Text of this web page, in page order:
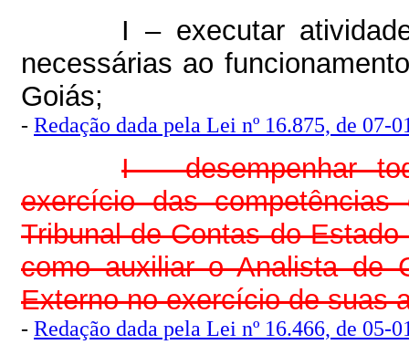
I – executar
necessárias ao
Goiás;
- Redação dada pela Lei nº 16.875, de 07-
I – desempenhar
exercício das
Tribunal de Contas do
como auxiliar o Analista de
Externo no exercício de suas
- Redação dada pela Lei nº 16.466, de 05-